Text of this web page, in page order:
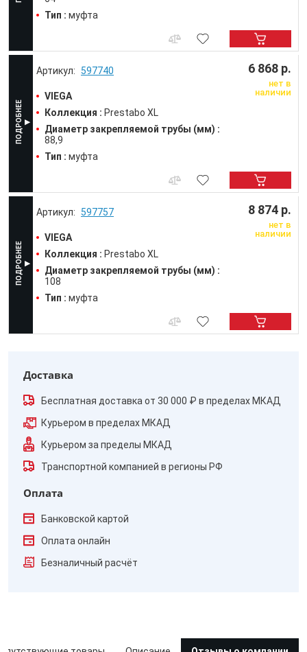
Тип : муфта
597740
VIEGA
Коллекция : Prestabo XL
Диаметр закрепляемой трубы (мм) :
88,9
Тип : муфта
6 868 р.
нет в
наличии
597757
VIEGA
Коллекция : Prestabo XL
Диаметр закрепляемой трубы (мм) :
108
Тип : муфта
8 874 р.
нет в
наличии
Доставка
Бесплатная доставка от 30 000 ₽ в пределах МКАД
Курьером в пределах МКАД
Курьером за пределы МКАД
Транспортной компанией в регионы РФ
Оплата
Банковской картой
Оплата онлайн
Безналичный расчёт